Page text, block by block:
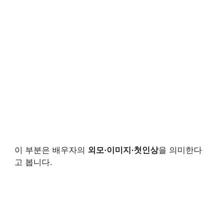
이 부분은 배우자의 외모·이미지·첫인상을 의미한다
고 봅니다.